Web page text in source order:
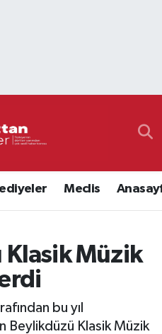
Meclis
Müzik
bu yıl
Beylikdüzü Klasik Müzik
ve Fikstür